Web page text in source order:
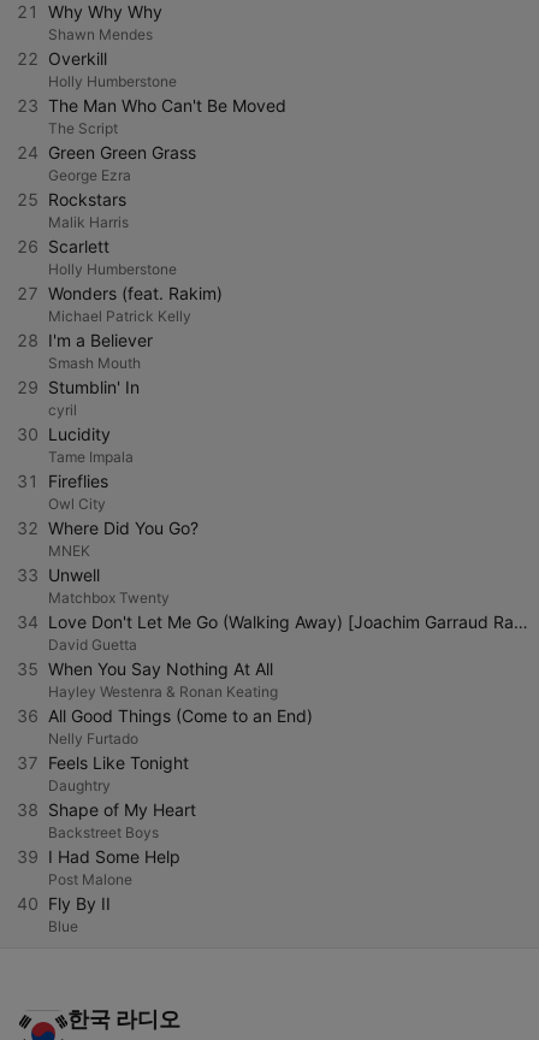
21 Why Why Why
Shawn Mendes
22 Overkill
Holly Humberstone
23 The Man Who Can't Be Moved
The Script
24 Green Green Grass
George Ezra
25 Rockstars
Malik Harris
26 Scarlett
Holly Humberstone
27 Wonders (feat. Rakim)
Michael Patrick Kelly
28 I'm a Believer
Smash Mouth
29 Stumblin' In
cyril
30 Lucidity
Tame Impala
31 Fireflies
Owl City
32 Where Did You Go?
MNEK
33 Unwell
Matchbox Twenty
34 Love Don't Let Me Go (Walking Away) [Joachim Garraud Radio Edit]David Guetta vs. The Egg
David Guetta
35 When You Say Nothing At All
Hayley Westenra & Ronan Keating
36 All Good Things (Come to an End)
Nelly Furtado
37 Feels Like Tonight
Daughtry
38 Shape of My Heart
Backstreet Boys
39 I Had Some Help
Post Malone
40 Fly By II
Blue
한국 라디오